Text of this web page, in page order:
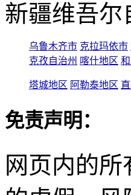
新疆维吾尔
乌鲁木齐市 克拉玛依市
克孜自治州 喀什地区
塔城地区 阿勒泰地区
免责声明：
网页内的